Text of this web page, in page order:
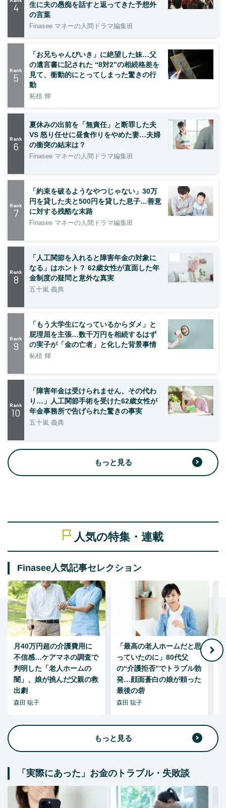
4
生に夫の愚痴を話すと返ってきた予想外
の言葉
Finasee マネーの人間ドラマ編集班
Rank
5
「お兄ちゃんびいき」に絶望した妹…父
の遺言書に記された “8対2”の相続格差を
見て、衝動的にとってしまった驚きの行
動
柘植 輝
Rank
6
夏休みの出前を「無責任」と断罪した夫
VS 怒り任せに昼食作りをやめた妻…夫婦
の衝突の結末は？
Finasee マネーの人間ドラマ編集班
Rank
7
「約束を破るようなやつじゃない」30万
円を貸した夫と500円を貸した息子…善意
に対する残酷な末路
Finasee マネーの人間ドラマ編集班
Rank
8
「人工関節を入れると障害年金の対象に
なる」はホント？ 62歳女性が直面した年
金制度の疑問と意外な真実
五十嵐 義典
Rank
9
「もう大学生になっているからダメ」と
屁理屈を主張…数千万円を相続するはず
の実子が「金の亡者」と化した背景事情
柘植 輝
Rank
10
「障害年金は受けられません、その代わ
り…」人工関節手術を受けた62歳女性が
年金事務所で告げられた驚きの事実
五十嵐 義典
もっと見る
人気の特集・連載
Finasee人気記事セレクション
月40万円超の介護費用に
不信感…ケアマネの調査で
判明した「老人ホームの
闇」、娘が挑んだ父親の救
出劇
森田 聡子
「最高の老人ホームだと思
っていたのに」80代父
の“介護拒否”でトラブル勃
発…顔面蒼白の娘が頼った
最後の砦
森田 聡子
もっと見る
「実際にあった」お金のトラブル・失敗談